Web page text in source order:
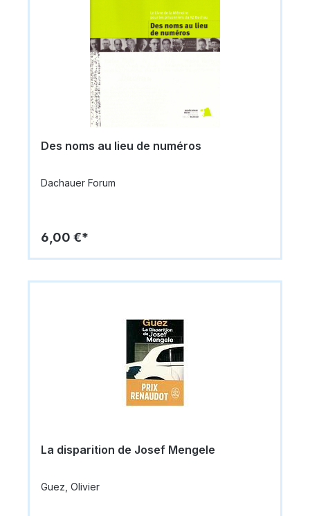
Des noms au lieu de numéros
Dachauer Forum
6,00 €*
La disparition de Josef Mengele
Guez, Olivier